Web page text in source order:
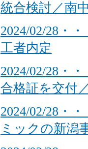
統合検討／南
2024/02/28・
工者内定
2024/02/28・
合格証を交付
2024/02/28・
ミックの新潟